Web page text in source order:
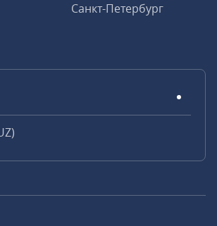
Санкт-Петербург